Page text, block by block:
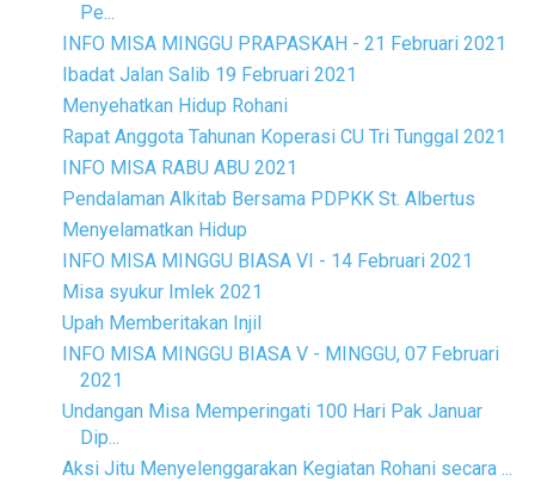
Pe...
INFO MISA MINGGU PRAPASKAH - 21 Februari 2021
Ibadat Jalan Salib 19 Februari 2021
Menyehatkan Hidup Rohani
Rapat Anggota Tahunan Koperasi CU Tri Tunggal 2021
INFO MISA RABU ABU 2021
Pendalaman Alkitab Bersama PDPKK St. Albertus
Menyelamatkan Hidup
INFO MISA MINGGU BIASA VI - 14 Februari 2021
Misa syukur Imlek 2021
Upah Memberitakan Injil
INFO MISA MINGGU BIASA V - MINGGU, 07 Februari
2021
Undangan Misa Memperingati 100 Hari Pak Januar
Dip...
Aksi Jitu Menyelenggarakan Kegiatan Rohani secara ...